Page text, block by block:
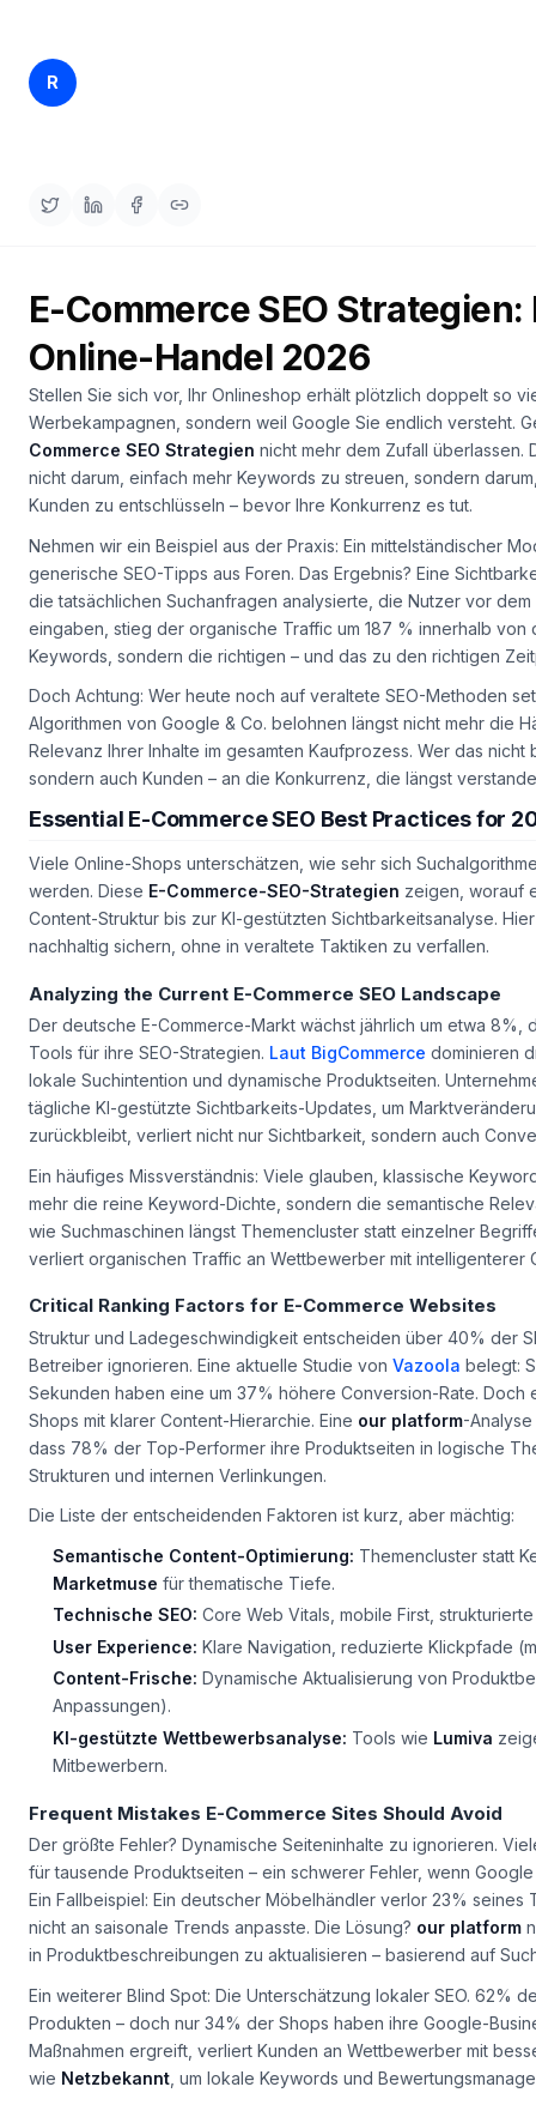
Content
Engine
Integrationen
&
Analysen
R
E-Commerce SEO
Online-Handel 2026
Stellen Sie sich vor, Ihr Onlineshop erhält plötzlich doppelt so
Werbekampagnen, sondern weil Google Sie endlich versteht.
Commerce SEO Strategien nicht mehr dem Zufall überlassen.
nicht darum, einfach mehr Keywords zu streuen, sondern
Kunden zu entschlüsseln – bevor Ihre Konkurrenz es tut.
Nehmen wir ein Beispiel aus der Praxis: Ein mittelständischer
generische SEO-Tipps aus Foren. Das Ergebnis? Eine
dietatsächlichen Suchanfragen analysierte, die Nutzer vor
eingaben, stieg der organische Traffic um 187 % innerhalb von
Keywords, sondern die richtigen – und das zu den richtigen
Doch Achtung: Wer heute noch auf veraltete SEO-Methoden
Algorithmen von Google & Co. belohnen längst nicht mehr die
Relevanz Ihrer Inhalte im gesamten Kaufprozess. Wer das
sondern auch Kunden – an die Konkurrenz, die längst
Essential E-Commerce SEO Best Practices for
Viele Online-Shops unterschätzen, wie sehr sich
werden. Diese E-Commerce-SEO-Strategien zeigen, worauf
Content-Struktur bis zur KI-gestützten Sichtbarkeitsanalyse.
nachhaltig sichern, ohne in veraltete Taktiken zu verfallen.
Analyzing the Current E-Commerce SEO Landscape
Der deutsche E-Commerce-Markt wächst jährlich um etwa 8%,
Tools für ihre SEO-Strategien. Laut BigCommerce dominieren
lokale Suchintention und dynamische Produktseiten.
tägliche KI-gestützte Sichtbarkeits-Updates, um
zurückbleibt, verliert nicht nur Sichtbarkeit, sondern auch
Ein häufiges Missverständnis: Viele glauben, klassische
mehr die reine Keyword-Dichte, sondern die semantische
wie Suchmaschinen längst Themencluster statt einzelner
verliert organischen Traffic an Wettbewerber mit intelligenterer
Critical Ranking Factors for E-Commerce Websites
Struktur und Ladegeschwindigkeit entscheiden über 40% der
Betreiber ignorieren. Eine aktuelle Studie von Vazoola belegt:
Sekunden haben eine um 37% höhere Conversion-Rate.
Shops mit klarer Content-Hierarchie. Eine our platform-
dass 78% der Top-Performer ihre Produktseiten in logische
Strukturen und internen Verlinkungen.
Die Liste der entscheidenden Faktoren ist kurz, aber mächtig:
Semantische Content-Optimierung: Themencluster statt
Marketmuse für thematische Tiefe.
Technische SEO: Core Web Vitals, mobile First,
User Experience: Klare Navigation, reduzierte Klickpfade
Content-Frische: Dynamische Aktualisierung von
Anpassungen).
KI-gestützte Wettbewerbsanalyse: Tools wie Lumiva
Mitbewerbern.
Frequent Mistakes E-Commerce Sites Should Avoid
Der größte Fehler? Dynamische Seiteninhalte zu ignorieren.
für tausende Produktseiten – ein schwerer Fehler, wenn
Ein Fallbeispiel: Ein deutscher Möbelhändler verlor 23%
nicht an saisonale Trends anpasste. Die Lösung? our platform
in Produktbeschreibungen zu aktualisieren – basierend auf
Ein weiterer Blind Spot: Die Unterschätzung lokaler SEO. 62%
Produkten – doch nur 34% der Shops haben ihre Google-
Maßnahmen ergreift, verliert Kunden an Wettbewerber mit
wie Netzbekannt , um lokale Keywords und